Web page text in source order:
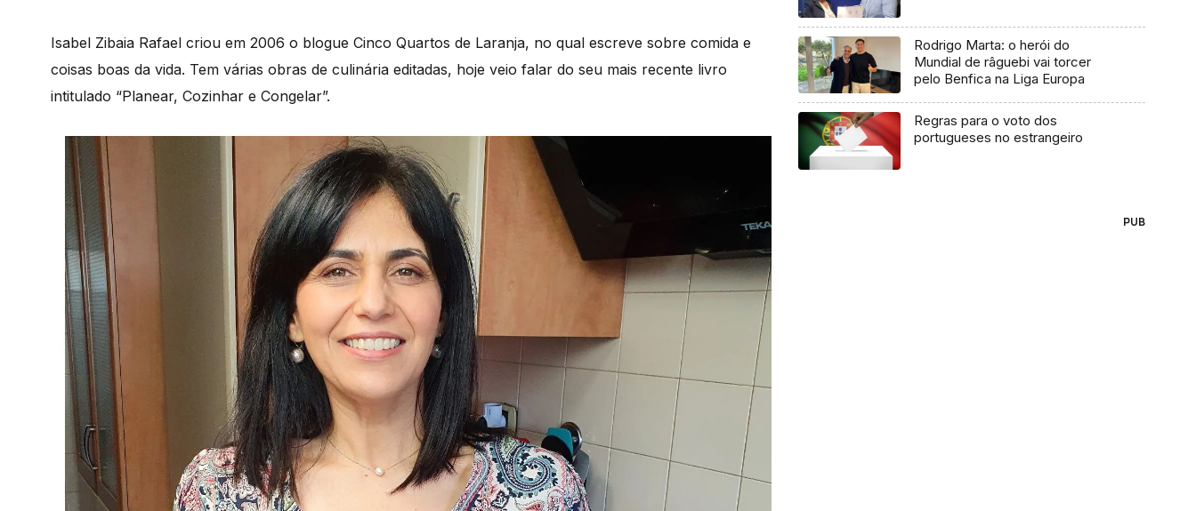
Isabel Zibaia Rafael criou em 2006 o blogue Cinco Quartos de Laranja, no qual escreve sobre comida e
coisas boas da vida. Tem várias obras de culinária editadas, hoje veio falar do seu mais recente livro
intitulado “Planear, Cozinhar e Congelar”.
Rodrigo Marta: o herói do
Mundial de râguebi vai torcer
pelo Benfica na Liga Europa
Regras para o voto dos
portugueses no estrangeiro
PUB